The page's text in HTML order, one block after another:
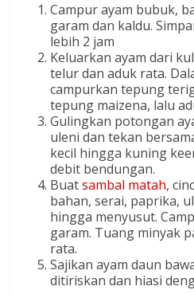
Campur ayam bubuk,
garam dan kaldu.
lebih 2 jam
Keluarkan ayam dari
telur dan aduk rata.
campurkan tepung
tepung maizena, lalu
Gulingkan potongan
uleni dan tekan
kecil hingga kuning
debit bendungan.
Buatsambal matah,
bahan, serai, paprika,
hingga menyusut.
garam. Tuang minyak
rata.
Sajikan ayam daun
ditiriskan dan hiasi